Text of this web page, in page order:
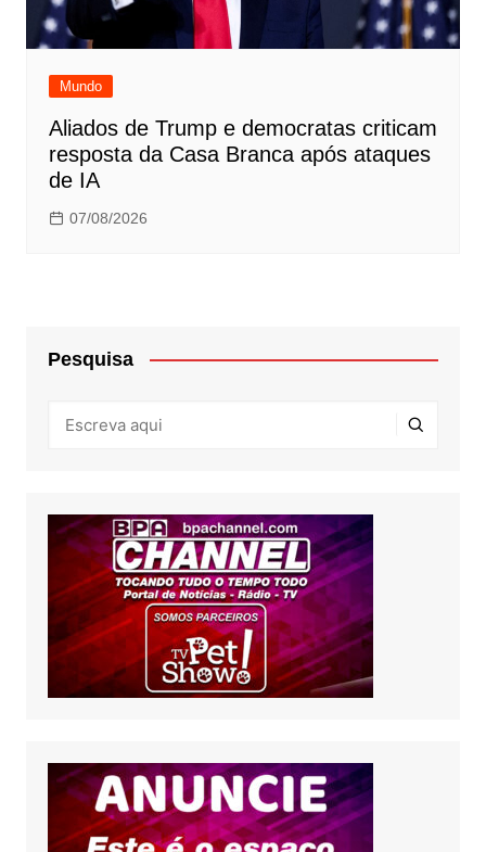
Mundo
Aliados de Trump e democratas criticam
resposta da Casa Branca após ataques
de IA
07/08/2026
Pesquisa